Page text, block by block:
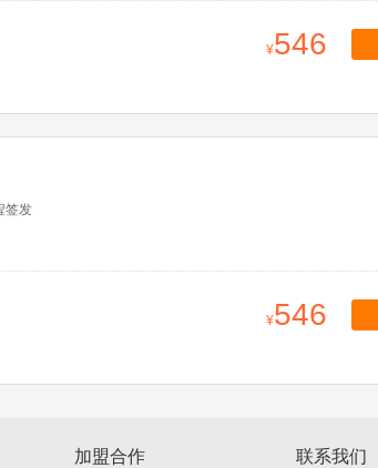
546
签发
546
加盟合作 联系我们